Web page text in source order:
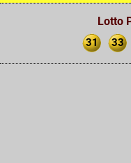
Lotto
31 33